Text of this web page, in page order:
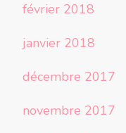
février 2018
janvier 2018
décembre 2017
novembre 2017